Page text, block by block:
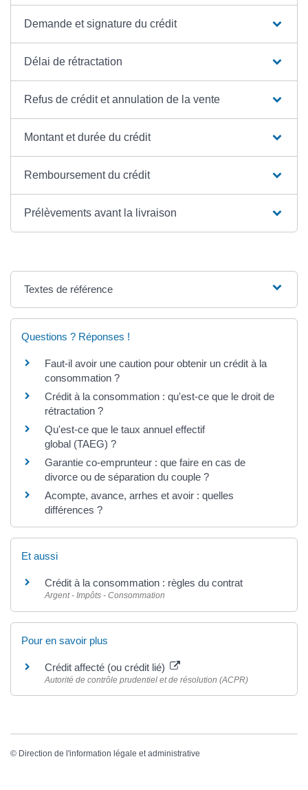
Demande et signature du crédit
Délai de rétractation
Refus de crédit et annulation de la vente
Montant et durée du crédit
Remboursement du crédit
Prélèvements avant la livraison
Textes de référence
Questions ? Réponses !
Faut-il avoir une caution pour obtenir un crédit à la
consommation ?
Crédit à la consommation : qu'est-ce que le droit de
rétractation ?
Qu'est-ce que le taux annuel effectif
global (TAEG) ?
Garantie co-emprunteur : que faire en cas de
divorce ou de séparation du couple ?
Acompte, avance, arrhes et avoir : quelles
différences ?
Et aussi
Crédit à la consommation : règles du contrat
Argent - Impôts - Consommation
Pour en savoir plus
Crédit affecté (ou crédit lié)
Autorité de contrôle prudentiel et de résolution (ACPR)
© Direction de l'information légale et administrative